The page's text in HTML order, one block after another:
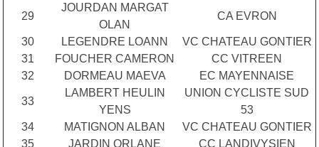
29
JOURDAN MARGAT
OLAN
CA EVRON
30 LEGENDRE LOANN
VC CHATEAU GONTIER
31
FOUCHER CAMERON
CC VITREEN
32
DORMEAU MAEVA EC MAYENNAISE
33
LAMBERT HEULIN
YENS
UNION CYCLISTE SUD
53
34
MATIGNON ALBAN
VC CHATEAU GONTIER
35
JARDIN ORLANE CC LANDIVYSIEN